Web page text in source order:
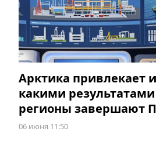
Арктика привлекает
какими
регионы завершают
06 июня 11:50